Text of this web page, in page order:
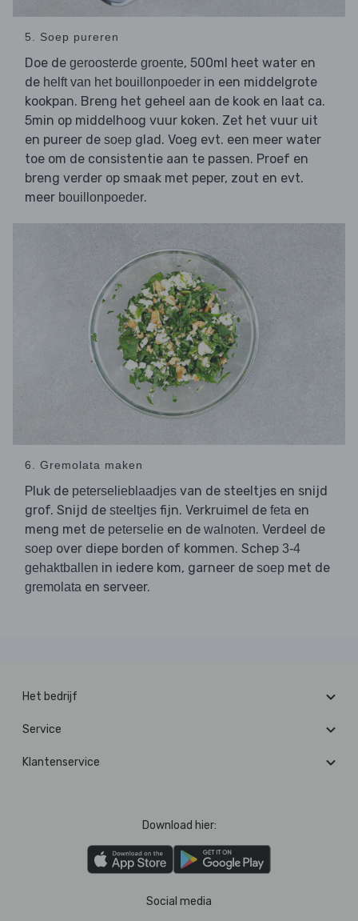
5. Soep pureren
Doe de geroosterde groente, 500ml heet water en
de helft van het bouillonpoeder in een middelgrote
kookpan. Breng het geheel aan de kook en laat ca.
5min op middelhoog vuur koken. Zet het vuur uit
en pureer de soep glad. Voeg evt. een meer water
toe om de consistentie aan te passen. Proef en
breng verder op smaak met peper, zout en evt.
meer bouillonpoeder.
6. Gremolata maken
Pluk de peterselieblaadjes van de steeltjes en snijd
grof. Snijd de steeltjes fijn. Verkruimel de feta en
meng met de peterselie en de walnoten. Verdeel de
soep over diepe borden of kommen. Schep 3-4
gehaktballen in iedere kom, garneer de soep met de
gremolata en serveer.
Het bedrijf
Service
Klantenservice
Download hier:
Social media